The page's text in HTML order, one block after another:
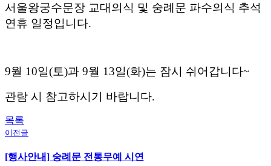
서울왕궁수문장 교대의식 및 숭례문 파수의식 추석
연휴 일정입니다.
9월 10일(토)과 9월 13일(화)는 잠시 쉬어갑니다~
관람 시 참고하시기 바랍니다.
목록
이전글
[행사안내] 숭례문 전통무예 시연